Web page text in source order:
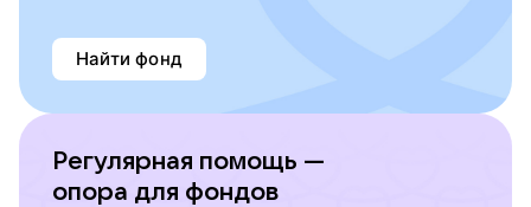
Найти фонд
Регулярная помощь —
опора для фондов